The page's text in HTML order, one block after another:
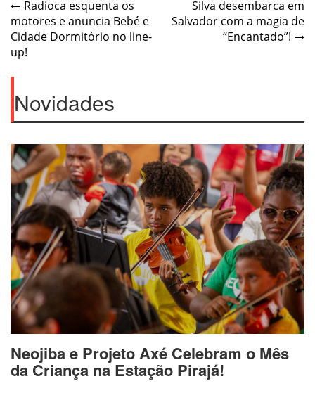
Post
navigation
Radioca esquenta os
motores e anuncia Bebé e
Cidade Dormitório no line-
up!
Silva desembarca em
Salvador com a magia de
“Encantado”!
Novidades
Neojiba e Projeto Axé Celebram o Mês
da Criança na Estação Pirajá!